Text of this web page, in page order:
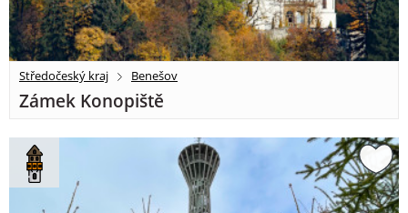
Středočeský kraj Benešov
Zámek Konopiště